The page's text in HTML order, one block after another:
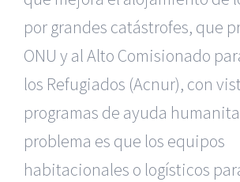
por grandes catástrofes, que
ONU y al Alto Comisionado
los Refugiados (Acnur), con
programas de ayuda
problema es que los equipos
habitacionales o logísticos